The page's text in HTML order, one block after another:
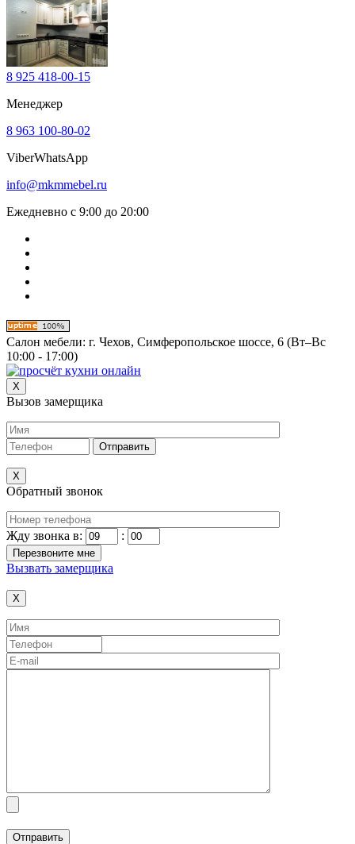
8 925 418-00-15
Менеджер
8 963 100-80-02
ViberWhatsApp
info@mkmmebel.ru
Ежедневно с 9:00 до 20:00
Салон мебели: г. Чехов, Симферопольское шоссе, 6 (Вт–Вс
10:00 - 17:00)
X
Вызов замерщика
X
Обратный звонок
Жду звонка в: :
Вызвать замерщика
X